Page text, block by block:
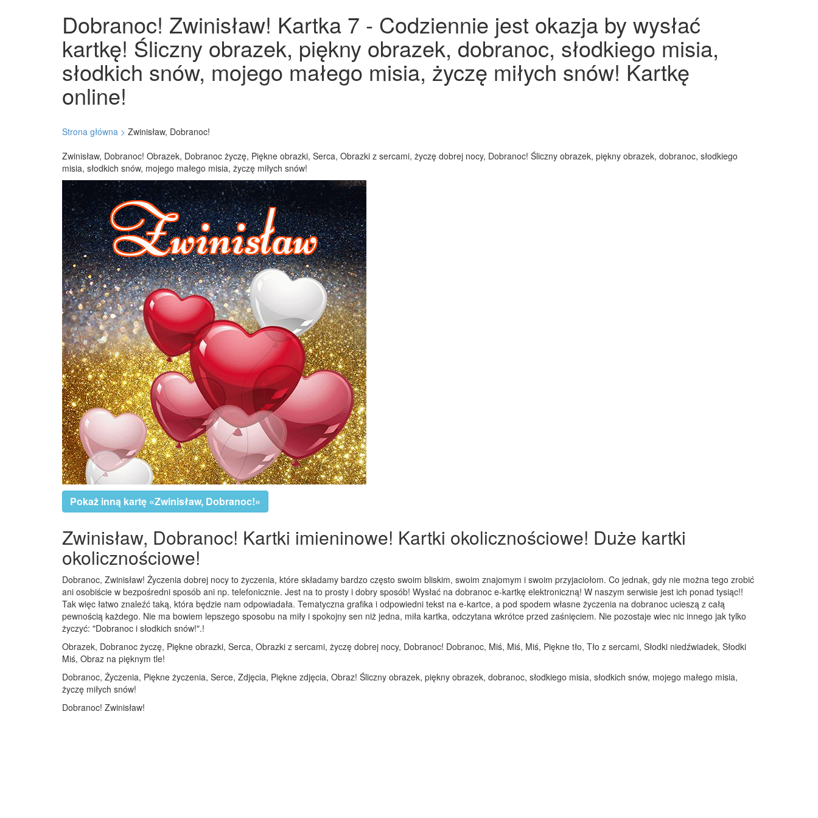
Dobranoc! Zwinisław! Kartka 7 - Codziennie jest okazja by wysłać
kartkę! Śliczny obrazek, piękny obrazek, dobranoc, słodkiego misia,
słodkich snów, mojego małego misia, życzę miłych snów! Kartkę
online!
Strona główna > Zwinisław, Dobranoc!
Zwinisław, Dobranoc! Obrazek, Dobranoc życzę, Piękne obrazki, Serca, Obrazki z sercami, życzę dobrej nocy, Dobranoc! Śliczny obrazek, piękny obrazek, dobranoc, słodkiego
misia, słodkich snów, mojego małego misia, życzę miłych snów!
Pokaż inną kartę «Zwinisław, Dobranoc!»
Zwinisław, Dobranoc! Kartki imieninowe! Kartki okolicznościowe! Duże kartki
okolicznościowe!
Dobranoc, Zwinisław! Życzenia dobrej nocy to życzenia, które składamy bardzo często swoim bliskim, swoim znajomym i swoim przyjaciołom. Co jednak, gdy nie można tego zrobić
ani osobiście w bezpośredni sposób ani np. telefonicznie. Jest na to prosty i dobry sposób! Wysłać na dobranoc e-kartkę elektroniczną! W naszym serwisie jest ich ponad tysiąc!!
Tak więc łatwo znaleźć taką, która będzie nam odpowiadała. Tematyczna grafika i odpowiedni tekst na e-kartce, a pod spodem własne życzenia na dobranoc ucieszą z całą
pewnością każdego. Nie ma bowiem lepszego sposobu na miły i spokojny sen niż jedna, miła kartka, odczytana wkrótce przed zaśnięciem. Nie pozostaje wiec nic innego jak tylko
życzyć: "Dobranoc i słodkich snów!".!
Obrazek, Dobranoc życzę, Piękne obrazki, Serca, Obrazki z sercami, życzę dobrej nocy, Dobranoc! Dobranoc, Miś, Miś, Miś, Piękne tło, Tło z sercami, Słodki niedźwiadek, Słodki
Miś, Obraz na pięknym tle!
Dobranoc, Życzenia, Piękne życzenia, Serce, Zdjęcia, Piękne zdjęcia, Obraz! Śliczny obrazek, piękny obrazek, dobranoc, słodkiego misia, słodkich snów, mojego małego misia,
życzę miłych snów!
Dobranoc! Zwinisław!